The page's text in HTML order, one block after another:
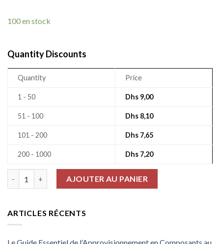
100 en stock
Quantity Discounts
Quantity Price
1 - 50 Dhs 9,00
51 - 100 Dhs 8,10
101 - 200 Dhs 7,65
200 - 1000 Dhs 7,20
AJOUTER AU PANIER
ARTICLES RÉCENTS